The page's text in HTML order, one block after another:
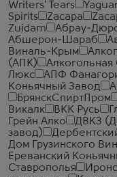
Writers' Tears
Spirits
Zacapa
Zuidam
Абрау-
Абшерон-Шараб
Виналь-Крым
(АПК)
Алкогольная
Люкс
АПФ
Коньячный Завод
БрянскСпиртПром
Викалк
ВКК Русь
Грейн Алко
ДВКЗ
завод)
Дом Грузинского
Ереванский
Ставрополья